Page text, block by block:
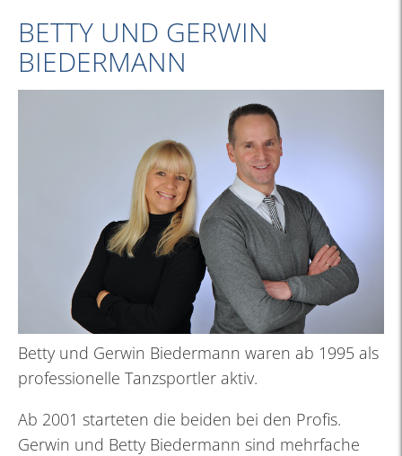
BETTY UND GERWIN
BIEDERMANN
Betty und Gerwin Biedermann waren ab 1995 als
professionelle Tanzsportler aktiv.
Ab 2001 starteten die beiden bei den Profis.
Gerwin und Betty Biedermann sind mehrfache